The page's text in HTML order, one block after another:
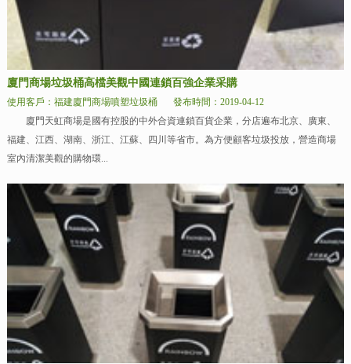
廈門商場垃圾桶高檔美觀中國連鎖百強企業采購
使用客戶：福建廈門商場噴塑垃圾桶
發布時間：2019-04-12
廈門天虹商場是國有控股的中外合資連鎖百貨企業，分店遍布北京、廣東、
福建、江西、湖南、浙江、江蘇、四川等省市。為方便顧客垃圾投放，營造商場
室內清潔美觀的購物環...